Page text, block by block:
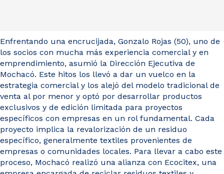
Enfrentando una encrucijada, Gonzalo Rojas (50), uno de
los socios con mucha más experiencia comercial y en
emprendimiento, asumió la Dirección Ejecutiva de
Mochacó. Este hitos los llevó a dar un vuelco en la
estrategia comercial y los alejó del modelo tradicional de
venta al por menor y optó por desarrollar productos
exclusivos y de edición limitada para proyectos
específicos con empresas en un rol fundamental. Cada
proyecto implica la revalorización de un residuo
específico, generalmente textiles provenientes de
empresas o comunidades locales. Para llevar a cabo este
proceso, Mochacó realizó una alianza con Ecocitex, una